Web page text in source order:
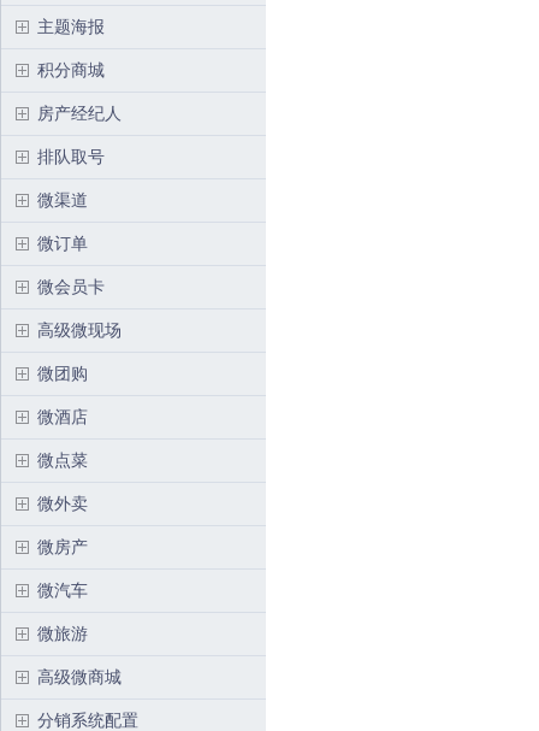
主题海报
积分商城
房产经纪人
排队取号
微渠道
微订单
微会员卡
高级微现场
微团购
微酒店
微点菜
微外卖
微房产
微汽车
微旅游
高级微商城
分销系统配置